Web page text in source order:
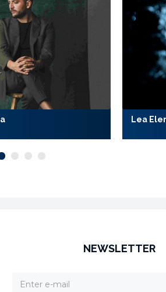
Lea
NEWSLETTER